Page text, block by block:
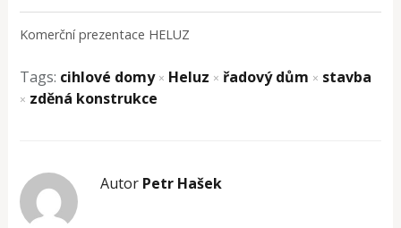
Komerční prezentace HELUZ
Tags: cihlové domy × Heluz × řadový dům × stavba
× zděná konstrukce
Autor Petr Hašek